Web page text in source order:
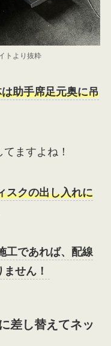
トより抜粋
助手席足元奥に吊
ますよね！
スクの出し入れに
工であれば、配線
せん！
差し替えてネッ